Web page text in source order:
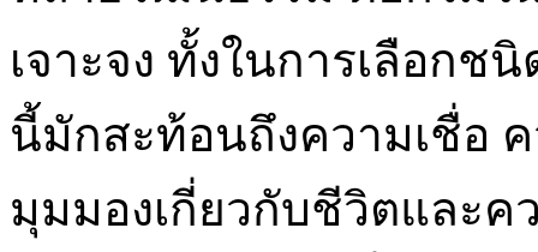
เจาะจง ทั้งในการเลือกช
นี้มักสะท้อนถึงความเชื่อ
มุมมองเกี่ยวกับชีวิตและค